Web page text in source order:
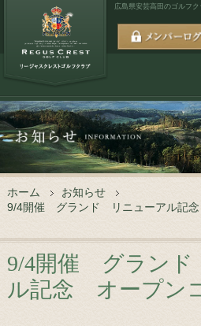
広島県安芸高田のゴルフク
ホーム
お知らせ
9/4開催 グランド リニューアル記
9/4開催 グラン
ル記念 オープン